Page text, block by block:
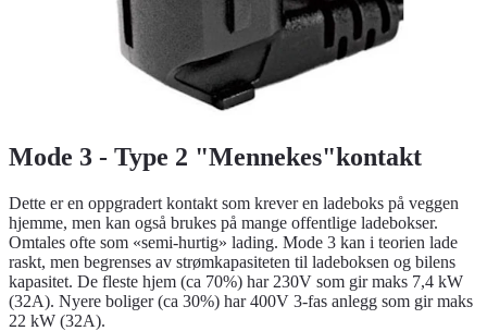
Mode 3 - Type 2 "Mennekes"kontakt
Dette er en oppgradert kontakt som krever en ladeboks på veggen
hjemme, men kan også brukes på mange offentlige ladebokser.
Omtales ofte som «semi-hurtig» lading. Mode 3 kan i teorien lade
raskt, men begrenses av strømkapasiteten til ladeboksen og bilens
kapasitet. De fleste hjem (ca 70%) har 230V som gir maks 7,4 kW
(32A). Nyere boliger (ca 30%) har 400V 3-fas anlegg som gir maks
22 kW (32A).